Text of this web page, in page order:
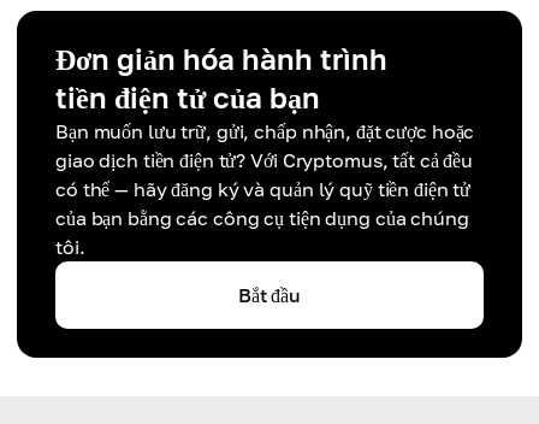
Đơn giản hóa hành trình
tiền điện tử của bạn
Bạn muốn lưu trữ, gửi, chấp nhận, đặt cược hoặc
giao dịch tiền điện tử? Với Cryptomus, tất cả đều
có thể — hãy đăng ký và quản lý quỹ tiền điện tử
của bạn bằng các công cụ tiện dụng của chúng
tôi.
Bắt đầu